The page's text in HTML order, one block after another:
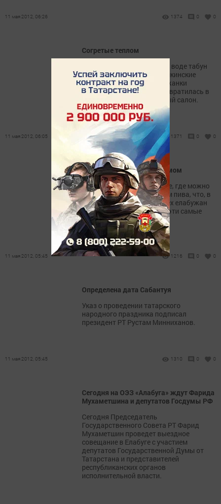
11 мая 2012, 06:26 1374 0 0
Согретые теплом
Букеты цветов, бегущий по воде табун
лошадей, знаменитые шишкинские
медведи - квартира елабужанки
Валентины Задориной превратилась в
настоящий художественный салон.
11 мая 2012, 06:05 1371 0 0
Пивной не место перед домом
Настал сезон уличных кафе, где можно
провести время за бокалом пива, что, в
свою очередь, не радует тех елабужан
рядом с домами, которых эти самые
пивные и установлены.
11 мая 2012, 05:45 1216 0 0
Определена дата Сабантуя
Указ о проведении татарского
народного праздника подписал
президент РТ Рустам Минниханов.
11 мая 2012, 05:45 1310 0 0
Сегодня на ОЭЗ «Алабуга» ждут Фарида
Мухаметшина и депутатов Госдумы РФ
Сегодня Председатель
Государственного Совета РТ Фарид
Мухаметшин проведет выездное
совещание в Елабуге с участием
депутатов Государственной Думы от
Татарстана и представителей
республиканских органов
исполнительной власти.